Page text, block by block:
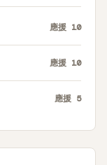
應援 10
應援 10
應援 5